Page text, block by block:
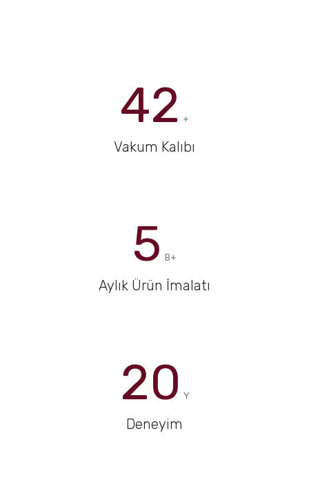
42 +
Vakum Kalıbı
5 B+
Aylık Ürün İmalatı
20 Y
Deneyim